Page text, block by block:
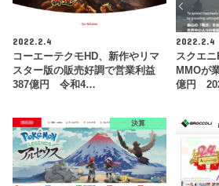
2022.2.4
コーエーテクモHD、新作やリマ
スター版の販売好調で営業利益
387億円 令和4…
2022.2.4
スクエ
MMOが
億円
決算